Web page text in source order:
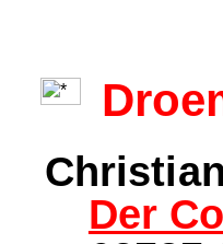
Der